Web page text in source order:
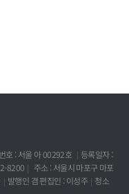
호 : 서울 아 00292호
등록일자 :
8200
주소 : 서울시 마포구 마포
발행인 겸 편집인 : 이성주
청소